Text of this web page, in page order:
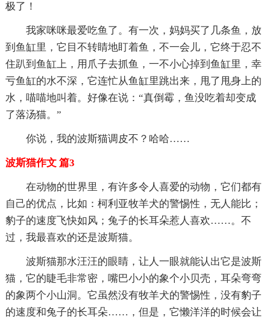
极了！
我家咪咪最爱吃鱼了。有一次，妈妈买了几条鱼，放
到鱼缸里，它目不转睛地盯着鱼，不一会儿，它终于忍不
住趴到鱼缸上，用爪子去抓鱼，一不小心掉到鱼缸里，幸
亏鱼缸的水不深，它连忙从鱼缸里跳出来，甩了甩身上的
水，喵喵地叫着。好像在说：“真倒霉，鱼没吃着却变成
了落汤猫。”
你说，我的波斯猫调皮不？哈哈……
波斯猫作文 篇3
在动物的世界里，有许多令人喜爱的动物，它们都有
自己的优点，比如：柯利亚牧羊犬的警惕性，无人能比；
豹子的速度飞快如风；兔子的长耳朵惹人喜欢……。不
过，我最喜欢的还是波斯猫。
波斯猫那水汪汪的眼睛，让人一眼就能认出它是波斯
猫，它的睫毛非常密，嘴巴小小的象个小贝壳，耳朵弯弯
的象两个小山洞。它虽然没有牧羊犬的警惕性，没有豹子
的速度和兔子的长耳朵……，但是，它懒洋洋的时候会让